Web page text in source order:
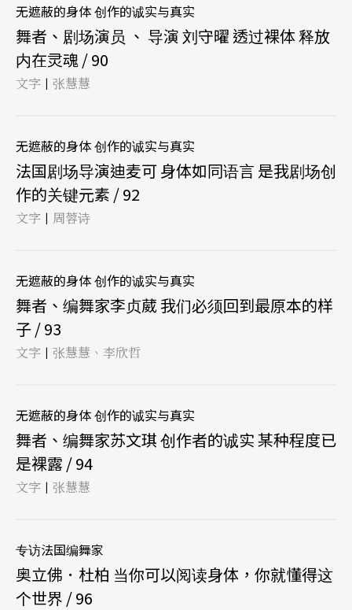
无遮蔽的身体 创作的诚实与真实
舞者、剧场演员 、 导演 刘守曜 透过裸体 释放
内在灵魂 / 90
文字 | 张慧慧
无遮蔽的身体 创作的诚实与真实
法国剧场导演迪麦可 身体如同语言 是我剧场创
作的关键元素 / 92
文字 | 周蓉诗
无遮蔽的身体 创作的诚实与真实
舞者、编舞家李贞葳 我们必须回到最原本的样
子 / 93
文字 | 张慧慧、李欣哲
无遮蔽的身体 创作的诚实与真实
舞者、编舞家苏文琪 创作者的诚实 某种程度已
是裸露 / 94
文字 | 张慧慧
专访法国编舞家
奥立佛．杜柏 当你可以阅读身体，你就懂得这
个世界 / 96